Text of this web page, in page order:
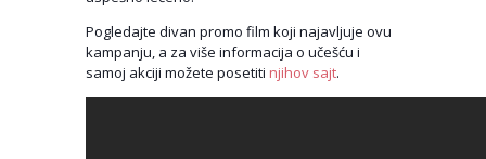
Pogledajte divan promo film koji najavljuje ovu
kampanju, a za više informacija o učešću i
samoj akciji možete posetiti njihov sajt.